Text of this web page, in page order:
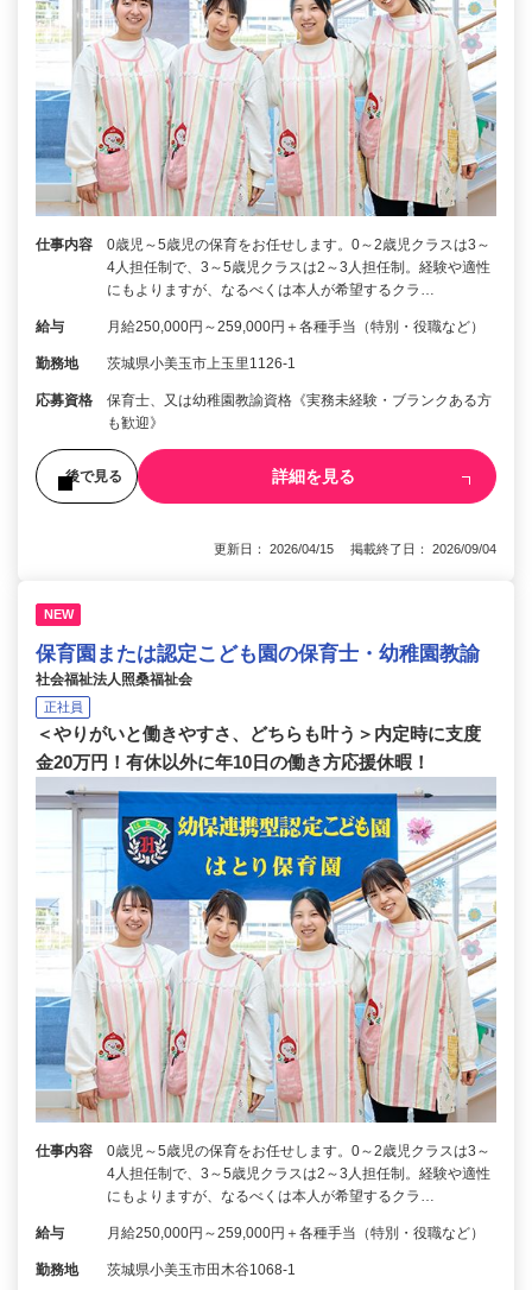
仕事内容
0歳児～5歳児の保育をお任せします。0～2歳児クラスは3～
4人担任制で、3～5歳児クラスは2～3人担任制。経験や適性
にもよりますが、なるべくは本人が希望するクラ…
給与 月給250,000円～259,000円＋各種手当（特別・役職など）
勤務地 茨城県小美玉市上玉里1126-1
応募資格
保育士、又は幼稚園教諭資格《実務未経験・ブランクある方
も歓迎》
後で見る 詳細を見る
更新日： 2026/04/15 掲載終了日： 2026/09/04
NEW
保育園または認定こども園の保育士・幼稚園教諭
社会福祉法人照桑福祉会
正社員
＜やりがいと働きやすさ、どちらも叶う＞内定時に支度
金20万円！有休以外に年10日の働き方応援休暇！
仕事内容
0歳児～5歳児の保育をお任せします。0～2歳児クラスは3～
4人担任制で、3～5歳児クラスは2～3人担任制。経験や適性
にもよりますが、なるべくは本人が希望するクラ…
給与 月給250,000円～259,000円＋各種手当（特別・役職など）
勤務地 茨城県小美玉市田木谷1068-1